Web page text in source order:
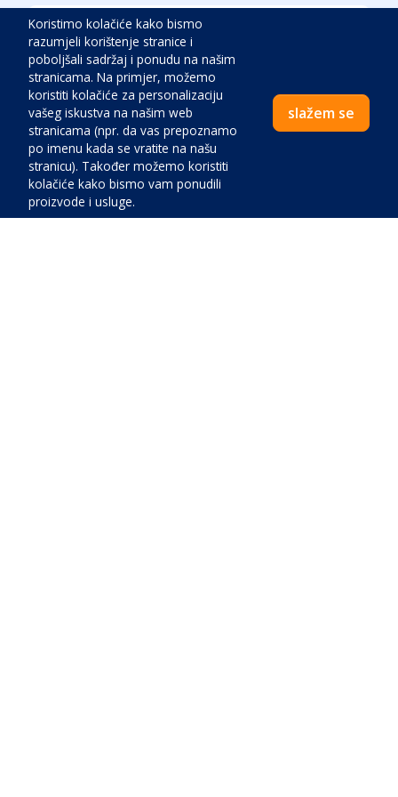
Centar:300m
Plaža:150m
Market:600 m
Hitna pomoć:8900m
Koristimo kolačiće kako bismo
razumjeli korištenje stranice i
poboljšali sadržaj i ponudu na našim
stranicama. Na primjer, možemo
koristiti kolačiće za personalizaciju
vašeg iskustva na našim web
stranicama (npr. da vas prepoznamo
po imenu kada se vratite na našu
stranicu). Također možemo koristiti
kolačiće kako bismo vam ponudili
proizvode i usluge.
slažem se